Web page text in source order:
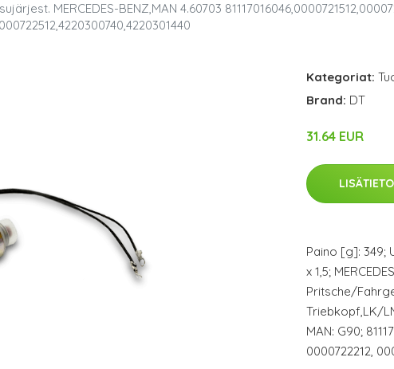
MERCEDES-BENZ,MAN 4.60703
Kategoriat:
Brand: DT
31.64 EUR
Paino [g]: 349;
x 1,5;
Pritsche/
Triebkopf,LK/
MAN: G90;
0000722212,